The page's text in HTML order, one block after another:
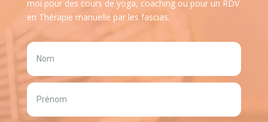
moi pour des cours de yoga, coaching ou pour un RDV
en Thérapie manuelle par les fascias.